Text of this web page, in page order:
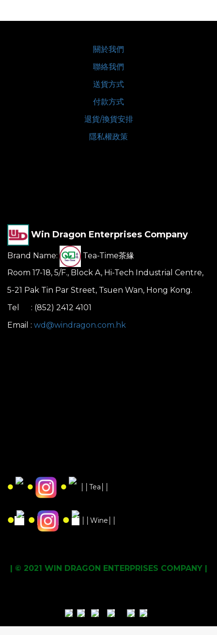
關於我們
聯絡我們
送貨方式
付款方式
退貨/換貨安排
隱私權政策
Win Dragon Enterprises Company
Brand Name:
Tea-Time茶緣
Room 17-18, 5/F., Block A, Hi-Tech Industrial Centre,
5-21 Pak Tin Par Street, Tsuen Wan, Hong Kong.
Tel : (852) 2412 4101
Email : wd@windragon.com.hk
● ● ● ││Tea││
● ● ● ││Wine││
| © 2021 WIN DRAGON ENTERPRISES COMPANY |